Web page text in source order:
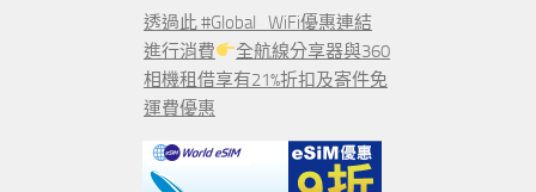
透過此 #Global_WiFi優惠連結
進行消費
全航線分享器與360
相機租借享有21%折扣及寄件免
運費優惠